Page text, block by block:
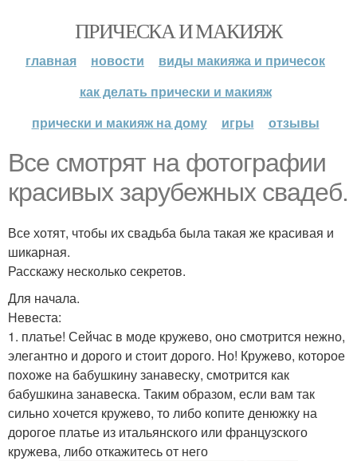
ПРИЧЕСКА И МАКИЯЖ
главная новости
виды макияжа и причесок
как делать прически и макияж
прически и макияж на дому
игры отзывы
Все смотрят на фотографии
красивых зарубежных свадеб.
Все хотят, чтобы их свадьба была такая же красивая и
шикарная.
Расскажу несколько секретов.
Для начала.
Невеста:
1. платье! Сейчас в моде кружево, оно смотрится нежно,
элегантно и дорого и стоит дорого. Но! Кружево, которое
похоже на бабушкину занавеску, смотрится как
бабушкина занавеска. Таким образом, если вам так
сильно хочется кружево, то либо копите денюжку на
дорогое платье из итальянского или французского
кружева, либо откажитесь от него